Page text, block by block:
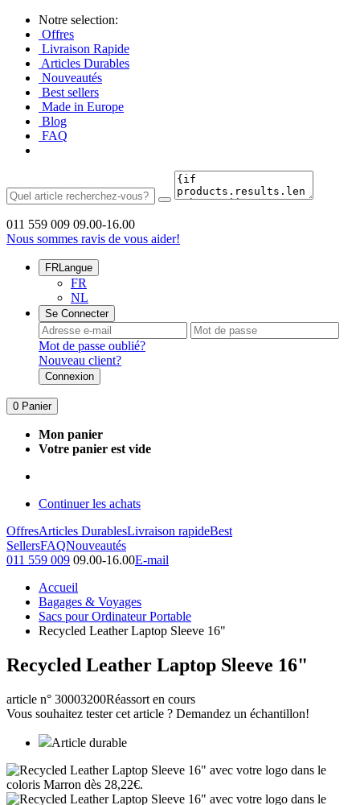
Notre selection:
Offres
Livraison Rapide
Articles Durables
Nouveautés
Best sellers
Made in Europe
Blog
FAQ
011 559 009 09.00-16.00
Nous sommes ravis de vous aider!
FRLangue
FR
NL
Se Connecter
Mot de passe oublié?
Nouveau client?
Connexion
0 Panier
Mon panier
Votre panier est vide
Continuer les achats
OffresArticles DurablesLivraison rapideBest
SellersFAQNouveautés
011 559 009 09.00-16.00E-mail
Accueil
Bagages & Voyages
Sacs pour Ordinateur Portable
Recycled Leather Laptop Sleeve 16"
Recycled Leather Laptop Sleeve 16"
article n° 30003200Réassort en cours
Vous souhaitez tester cet article ? Demandez un échantillon!
Article durable